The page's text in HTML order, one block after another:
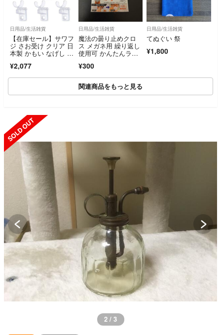
日用品/生活雑貨
【在庫セール】サワフ
ジ さお受け クリア 日
本製 かもい なげし 回
¥2,077
日用品/生活雑貨
魔法の曇り止めクロ
ス メガネ用 繰り返し
使用可 かんたんラク
¥300
日用品/生活雑貨
てぬぐい 祭
¥1,800
関連商品をもっと見る
2 / 3